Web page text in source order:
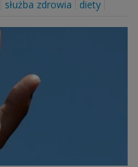
służba zdrowia diety